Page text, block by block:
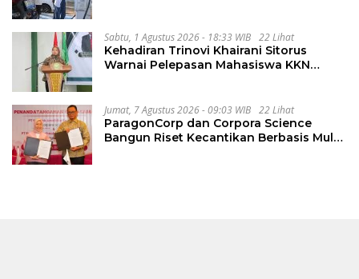
Sabtu, 1 Agustus 2026 - 18:33 WIB 22 Lihat
Kehadiran Trinovi Khairani Sitorus
Warnai Pelepasan Mahasiswa KKN
Jumat, 7 Agustus 2026 - 09:03 WIB 22 Lihat
ParagonCorp dan Corpora Science
Bangun Riset Kecantikan Berbasis Multi-